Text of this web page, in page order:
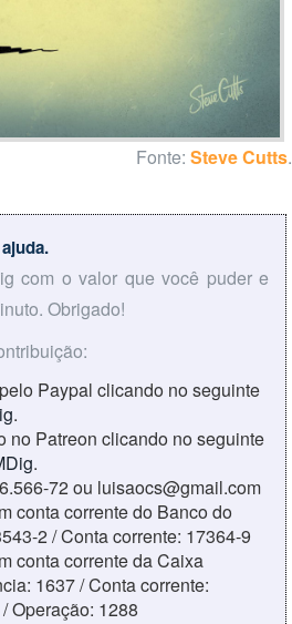
Fonte: Steve Cutts.
com o valor que você puder e
Obrigado!
Paypal clicando no seguinte
.
no Patreon clicando no seguinte
.
72 ou luisaocs@gmail.com
conta corrente do Banco do
2 / Conta corrente: 17364-9
conta corrente da Caixa
1637 / Conta corrente:
Operação: 1288